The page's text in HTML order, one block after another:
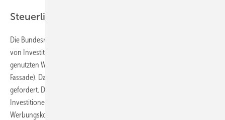
Steuerliche Minderung kommt
Die Bundesregierung wird ab 2020 auch die steuerliche Förderung
von Investitionen in die energetische Verbesserung von selbst
genutzten Wohngebäuden einführen (z. B. für Heizung, Fenster,
Fassade). Das hatte die SHK-Organisation jahrelang vergeblich
gefordert. Dieses neue Steuerkonzept sieht sogar vor, dass
Investitionen z. B. in die Heizungsanlage nicht als eine Art
Werbungskosten (abhängig vom jeweiligen Steuersatz) geltend